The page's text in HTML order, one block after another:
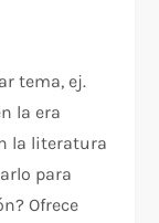
tema, ej.
la era
la literatura
para
Ofrece